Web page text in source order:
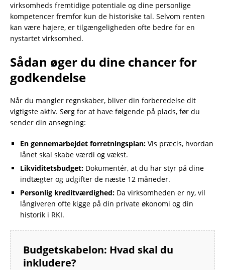
virksomheds fremtidige potentiale og dine personlige
kompetencer fremfor kun de historiske tal. Selvom renten
kan være højere, er tilgængeligheden ofte bedre for en
nystartet virksomhed.
Sådan øger du dine chancer for
godkendelse
Når du mangler regnskaber, bliver din forberedelse dit
vigtigste aktiv. Sørg for at have følgende på plads, før du
sender din ansøgning:
En gennemarbejdet forretningsplan: Vis præcis, hvordan
lånet skal skabe værdi og vækst.
Likviditetsbudget: Dokumentér, at du har styr på dine
indtægter og udgifter de næste 12 måneder.
Personlig kreditværdighed: Da virksomheden er ny, vil
långiveren ofte kigge på din private økonomi og din
historik i RKI.
Budgetskabelon: Hvad skal du
inkludere?